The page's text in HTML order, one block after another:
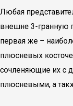
Любая
внешне 3-гранную
первая же –
плюсневых
сочленяющие их с
плюсневыми, а